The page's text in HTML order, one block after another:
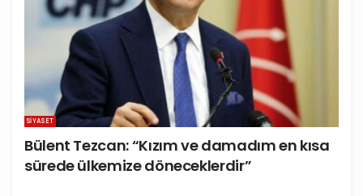
SIYASET
Bülent Tezcan: “Kızım ve damadım en kısa
sürede ülkemize döneceklerdir”